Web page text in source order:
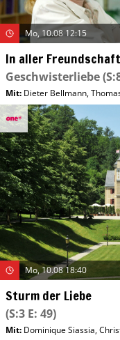
Mo, 10.08 12:15
In aller Freundschaft
Geschwisterliebe
Mit: Dieter Bellmann,
Mo, 10.08 18:40
Sturm der Liebe
(S:3 E: 49)
Mit: Dominique Siassia,